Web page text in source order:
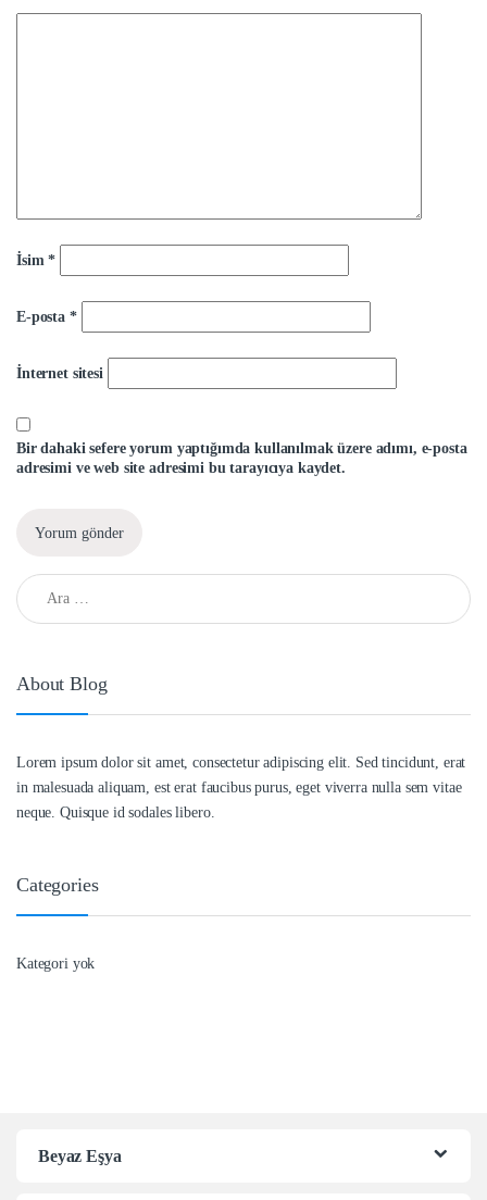
İsim*
E-posta *
İnternet sitesi
Bir dahaki sefere yorum yaptığımda kullanılmak üzere adımı, e-posta
adresimi ve web site adresimi bu tarayıcıya kaydet.
Arama:
About Blog
Lorem ipsum dolor sit amet, consectetur adipiscing elit. Sed tincidunt, erat
in malesuada aliquam, est erat faucibus purus, eget viverra nulla sem vitae
neque. Quisque id sodales libero.
Categories
Kategori yok
Beyaz Eşya